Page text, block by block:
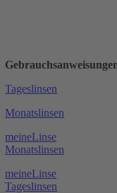
Tageslinsen
Monatslinsen
meineLinse
Monatslinsen
meineLinse
Tageslinsen